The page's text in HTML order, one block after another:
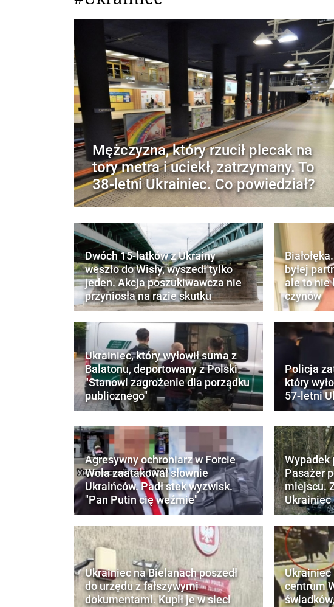
Mężczyzna, który rzucił plecak na
tory metra i uciekł, zatrzymany. To
38-letni Ukrainiec. Co powiedział?
Dwóch 15-latków z Ukrainy
weszło do Wisły, wyszedł tylko
jeden. Akcja poszukiwawcza nie
przyniosła na razie skutku
Ukrainiec, który wyłowił suma z
Balatonu, deportowany z Polski.
"Stanowi zagrożenie dla porządku
publicznego"
byłej
ale to nie
czynów
Policja
który
57-letni
Agresywny ochroniarz w Forcie
Wola zaatakował słownie
Ukraińców. Padł stek wyzwisk.
"Pan Putin cię weźmie"
Ukrainiec na Bielanach poszedł
do urzędu z fałszywymi
dokumentami. Kupił je w sieci
Wypadek
Pasażer
miejscu.
Ukrainiec
centrum